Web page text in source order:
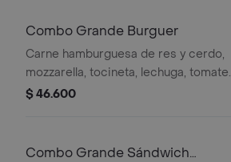
Combo Grande Burguer
Carne hamburguesa de res y cerdo,
mozzarella, tocineta, lechuga, tomate,
pepinillos, salsa BBQ, salsa Qbano,
$ 46.600
Combo Grande Sándwich